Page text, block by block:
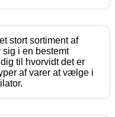
stort sortiment af
i en bestemt
til hvorvidt det er
af varer at vælge i